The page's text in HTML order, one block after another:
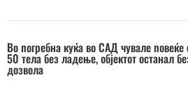
Во погребна куќа во САД чувале повеќе
50 тела без ладење, објектот останал
дозвола